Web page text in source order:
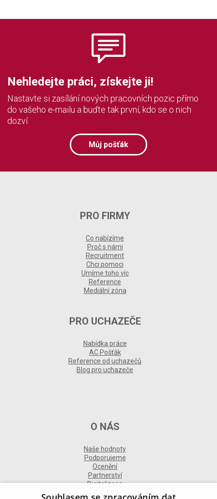
Nehledejte práci, získejte ji!
Nastavte si zasílání nových pracovních pozic přímo
do vašeho e-mailu a buďte tak první, kdo se o nich
dozví.
Můj pošťák
PRO FIRMY
Co nabízíme
Proč s námi
Recruitment
Chci pomoci
Umíme toho víc
Reference
Mediální zóna
PRO UCHAZEČE
Nabídka práce
AC Pošťák
Reference od uchazečů
Blog pro uchazeče
O NÁS
Naše hodnoty
Podporujeme
Ocenění
Partnerství
Digitalizace